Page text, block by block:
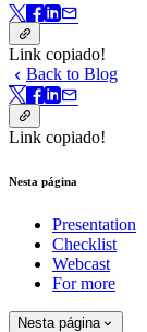
Link copiado!
Back to Blog
Link copiado!
Nesta página
Presentation
Checklist
Webcast
For more
Nesta página